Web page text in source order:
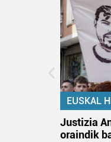
EUSKAL
Justizia
oraindik